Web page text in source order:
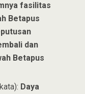
fasilitas
Betapus
dan
Betapus
Daya